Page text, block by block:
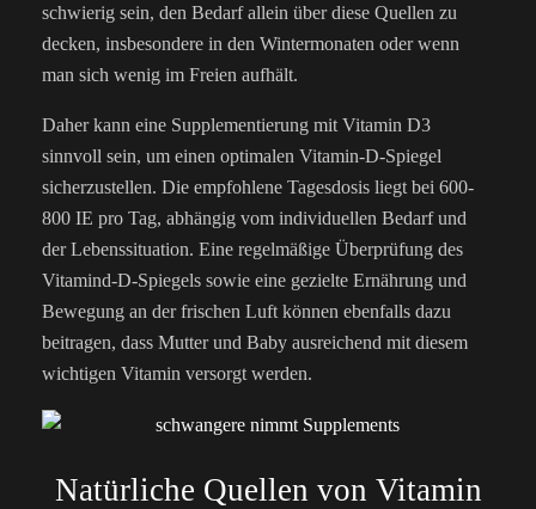
schwierig sein, den Bedarf allein über diese Quellen zu
decken, insbesondere in den Wintermonaten oder wenn
man sich wenig im Freien aufhält.
Daher kann eine Supplementierung mit Vitamin D3
sinnvoll sein, um einen optimalen Vitamin-D-Spiegel
sicherzustellen. Die empfohlene Tagesdosis liegt bei 600-
800 IE pro Tag, abhängig vom individuellen Bedarf und
der Lebenssituation. Eine regelmäßige Überprüfung des
Vitamind-D-Spiegels sowie eine gezielte Ernährung und
Bewegung an der frischen Luft können ebenfalls dazu
beitragen, dass Mutter und Baby ausreichend mit diesem
wichtigen Vitamin versorgt werden.
Natürliche Quellen von Vitamin